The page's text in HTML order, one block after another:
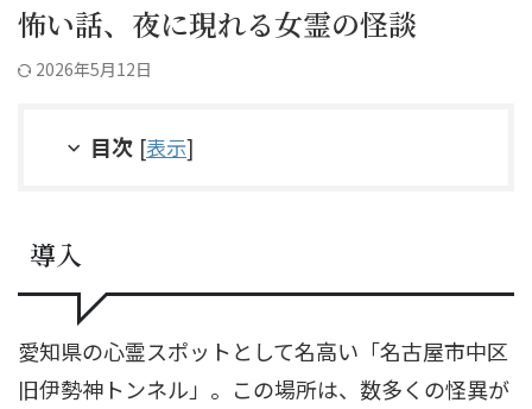
怖い話、夜に現れる女霊の怪談
2026年5月12日
目次 [表示]
導入
愛知県の心霊スポットとして名高い「名古屋市中区
旧伊勢神トンネル」。この場所は、数多くの怪異が